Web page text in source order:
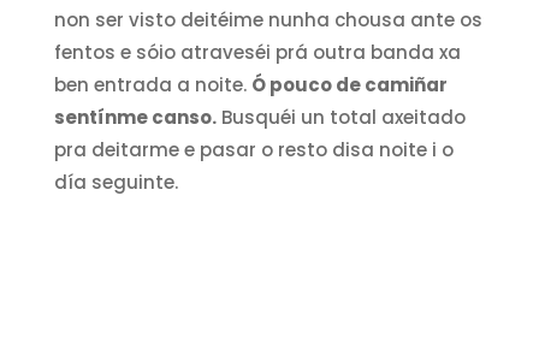
non ser visto deitéime nunha chousa ante os
fentos e sóio atraveséi prá outra banda xa
ben entrada a noite. Ó pouco de camiñar
sentínme canso.Busquéi un total axeitado
pra deitarme e pasar o resto disa noite i o
día seguinte.